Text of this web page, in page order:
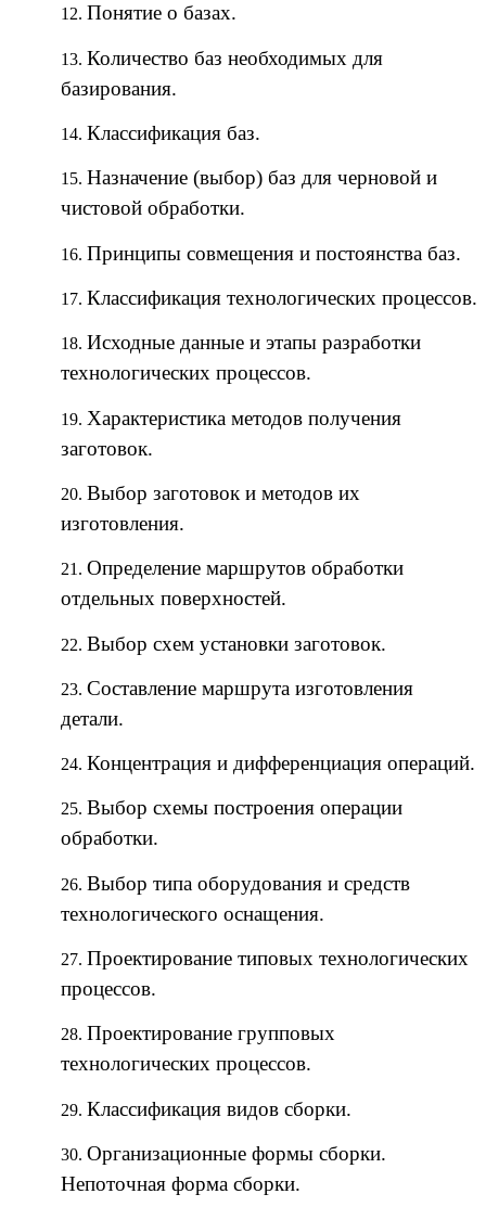
Понятие о базах.
Количество баз необходимых для
базирования.
Классификация баз.
Назначение (выбор) баз для черновой и
чистовой обработки.
Принципы совмещения и постоянства баз.
Классификация технологических процессов.
Исходные данные и этапы разработки
технологических процессов.
Характеристика методов получения
заготовок.
Выбор заготовок и методов их
изготовления.
Определение маршрутов обработки
отдельных поверхностей.
Выбор схем установки заготовок.
Составление маршрута изготовления
детали.
Концентрация и дифференциация операций.
Выбор схемы построения операции
обработки.
Выбор типа оборудования и средств
технологического оснащения.
Проектирование типовых технологических
процессов.
Проектирование групповых
технологических процессов.
Классификация видов сборки.
Организационные формы сборки.
Непоточная форма сборки.